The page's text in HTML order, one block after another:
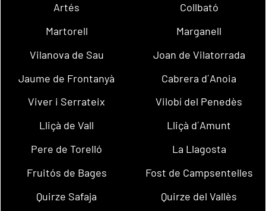
Artés
Collbató
Martorell
Marganell
Vilanova de Sau
Joan de Vilatorrada
Jaume de Frontanyà
Cabrera d´Anoia
Viver i Serrateix
Vilobí del Penedès
Lliçà de Vall
Lliçà d´Amunt
Pere de Torelló
La Llagosta
Fruitós de Bages
Fost de Campsentelles
Quirze Safaja
Quirze del Vallès